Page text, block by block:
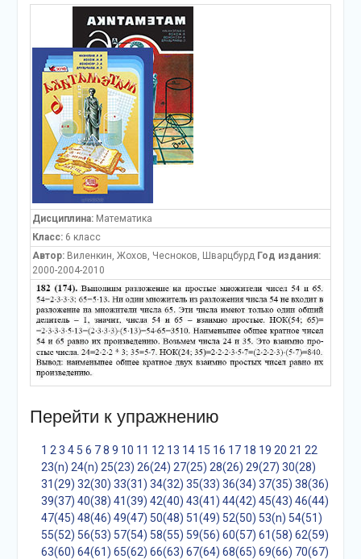
Дисциплина:Математика
Класс:6 класс
Автор:Виленкин, Жохов, Чесноков, Шварцбурд Год издания:
2000-2004-2010
Перейти к упражнению
1 2 3 4 5 6 7 8 9 10 11 12 13 14 15 16 17 18 19 20 21 22
23(n) 24(n) 25(23) 26(24) 27(25) 28(26) 29(27) 30(28)
31(29) 32(30) 33(31) 34(32) 35(33) 36(34) 37(35) 38(36)
39(37) 40(38) 41(39) 42(40) 43(41) 44(42) 45(43) 46(44)
47(45) 48(46) 49(47) 50(48) 51(49) 52(50) 53(n) 54(51)
55(52) 56(53) 57(54) 58(55) 59(56) 60(57) 61(58) 62(59)
63(60) 64(61) 65(62) 66(63) 67(64) 68(65) 69(66) 70(67)